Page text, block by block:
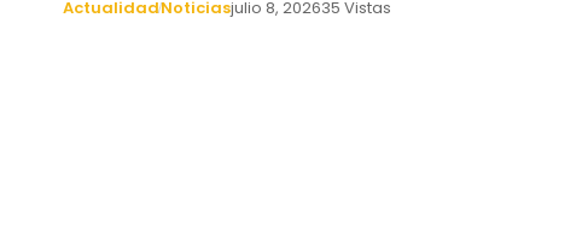
ActualidadNoticiasjulio 8, 202635 Vistas